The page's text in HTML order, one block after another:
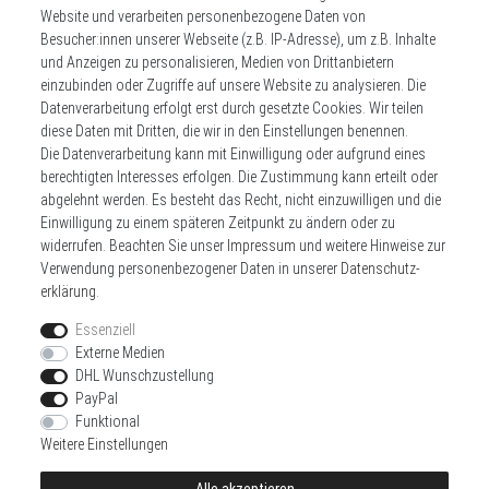
** Hierbei handelt es sich um ein Pflichtfeld.
Widerrufs­recht Impressum
Daten­schutz­erklärung AGB Kontakt
Zahlen sie bequem per
Website und verarbeiten personenbezogene Daten von
Besucher:innen unserer Webseite (z.B. IP-Adresse), um z.B. Inhalte
und Anzeigen zu personalisieren, Medien von Drittanbietern
einzubinden oder Zugriffe auf unsere Website zu analysieren. Die
Datenverarbeitung erfolgt erst durch gesetzte Cookies. Wir teilen
diese Daten mit Dritten, die wir in den Einstellungen benennen.
Die Datenverarbeitung kann mit Einwilligung oder aufgrund eines
berechtigten Interesses erfolgen. Die Zustimmung kann erteilt oder
abgelehnt werden. Es besteht das Recht, nicht einzuwilligen und die
Einwilligung zu einem späteren Zeitpunkt zu ändern oder zu
widerrufen. Beachten Sie unser Impressum und weitere Hinweise zur
Verwendung personenbezogener Daten in unserer Daten­schutz­
erklärung
Essenziell
Externe Medien
DHL Wunschzustellung
PayPal
Funktional
Weitere Einstellungen